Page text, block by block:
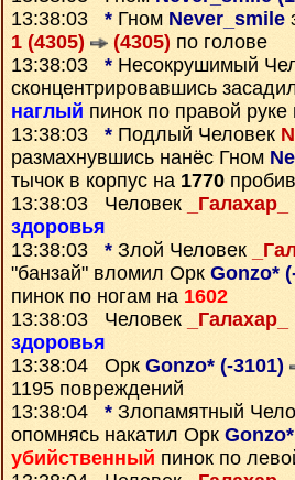
13:38:03 * Гном Never_smile
1 (4305)
(4305) по голове
13:38:03 * Несокрушимый
сконцентрировавшись
наглый пинок по правой руке
13:38:03 * Подлый Человек
размахнувшись нанёс Гном
тычок в корпус на 1770
13:38:03 Человек
здоровья
13:38:03 * Злой Человек
"банзай" вломил Орк Gonzo*
пинок по ногам на 1602
13:38:03 Человек
здоровья
13:38:04 Орк Gonzo* (-3101)
1195 повреждений
13:38:04 * Злопамятный
опомнясь накатил Орк
убийственный пинок по